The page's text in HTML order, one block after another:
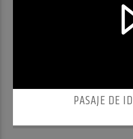
PASAJE DE